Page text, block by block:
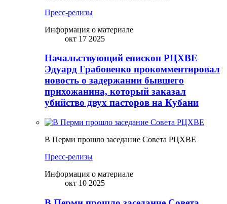
Пресс-релизы
Информация о материале
окт 17 2025
Начальствующий епископ РЦХВЕ
Эдуард Грабовенко прокомментировал
новость о задержании бывшего
прихожанина, который заказал
убийство двух пасторов на Кубани
В Перми прошло заседание Совета РЦХВЕ
Пресс-релизы
Информация о материале
окт 10 2025